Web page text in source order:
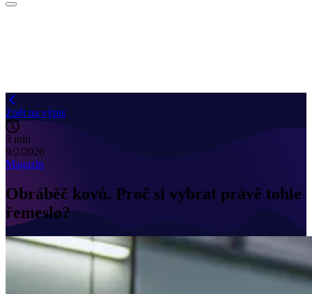
Zpět na výpis
3 min
9/2/2026
Magazín
Obráběč kovů. Proč si vybrat právě tohle
řemeslo?